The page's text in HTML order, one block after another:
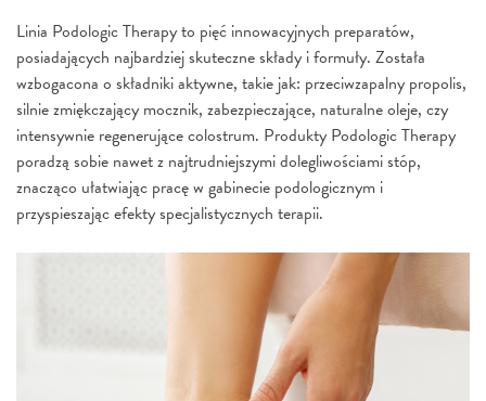
Linia Podologic Therapy to pięć innowacyjnych preparatów,
posiadających najbardziej skuteczne składy i formuły. Została
wzbogacona o składniki aktywne, takie jak: przeciwzapalny propolis,
silnie zmiękczający mocznik, zabezpieczające, naturalne oleje, czy
intensywnie regenerujące colostrum. Produkty Podologic Therapy
poradzą sobie nawet z najtrudniejszymi dolegliwościami stóp,
znacząco ułatwiając pracę w gabinecie podologicznym i
przyspieszając efekty specjalistycznych terapii.